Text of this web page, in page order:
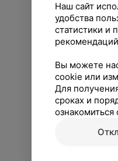
Наш сайт
удобства
статистики и
Вы можете
cookie или
Для
сроках и
ознакомиться